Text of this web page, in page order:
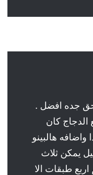
جده افضل .
الدجاج كان
هالبينو
يمكن ثلاث
طبقات الا